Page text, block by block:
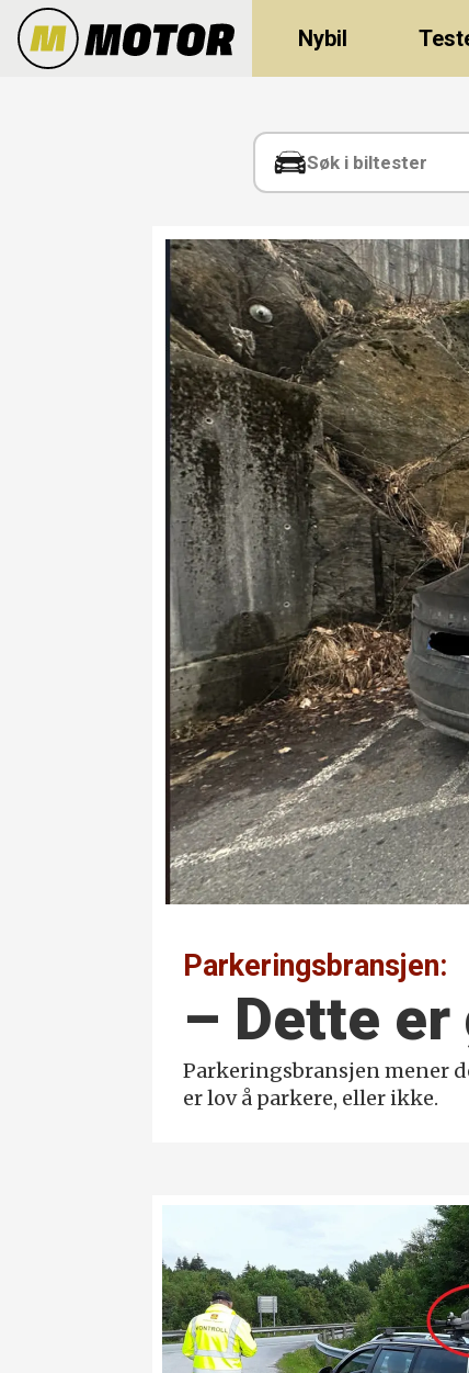
Nybil
Parkeringsbransjen:
– Dette
Parkeringsbransjen mener
er lov å parkere, eller ikke.